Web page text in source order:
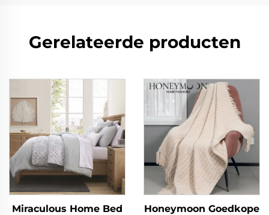
Gerelateerde producten
Miraculous Home Bed
Honeymoon Goedkope